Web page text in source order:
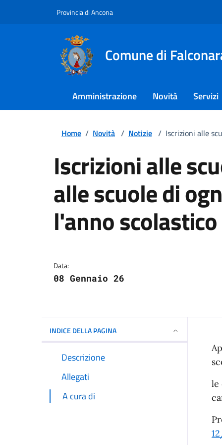
Provincia di Ancona
Comune di
Amministrazione Novità Servizi
Home / Novità / Notizie / Iscrizioni alle
Iscrizioni alle
alle scuole di
l'anno
Data:
08 Gennaio 26
INDICE DELLA PAGINA
Descrizione
Allegati
A cura di
le